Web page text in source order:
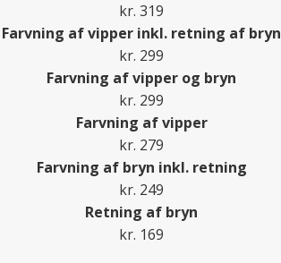
kr. 319
Farvning af vipper inkl. retning af bryn
kr. 299
Farvning af vipper og bryn
kr. 299
Farvning af vipper
kr. 279
Farvning af bryn inkl. retning
kr. 249
Retning af bryn
kr. 169